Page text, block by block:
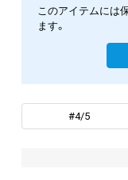
このアイテムには
ます。
#4/5